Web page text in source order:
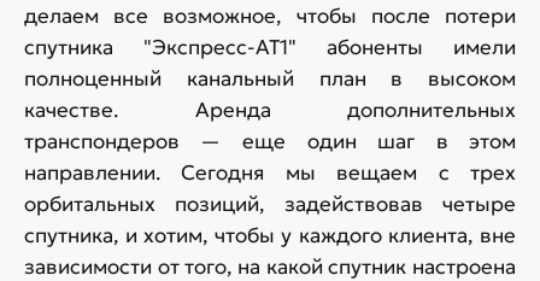
делаем все возможное, чтобы после потери
спутника "Экспресс-АТ1" абоненты имели
полноценный канальный план в высоком
качестве. Аренда дополнительных
транспондеров — еще один шаг в этом
направлении. Сегодня мы вещаем с трех
орбитальных позиций, задействовав четыре
спутника, и хотим, чтобы у каждого клиента, вне
зависимости от того, на какой спутник настроена